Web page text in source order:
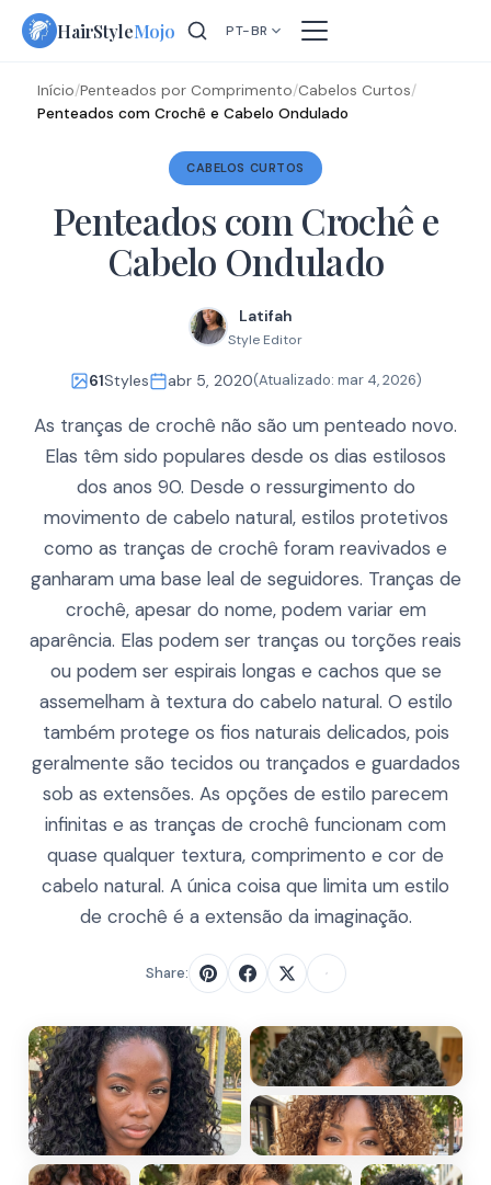
Skip
HairStyleMojo PT-BR
Início/Penteados por Comprimento/Cabelos Curtos/
Penteados com Crochê e Cabelo Ondulado
CABELOS CURTOS
Penteados com Crochê e
Cabelo Ondulado
Latifah
Style Editor
61Styles abr 5, 2020(Atualizado: mar 4, 2026)
As tranças de crochê não são um penteado novo.
Elas têm sido populares desde os dias estilosos
dos anos 90. Desde o ressurgimento do
movimento de cabelo natural, estilos protetivos
como as tranças de crochê foram reavivados e
ganharam uma base leal de seguidores. Tranças de
crochê, apesar do nome, podem variar em
aparência. Elas podem ser tranças ou torções reais
ou podem ser espirais longas e cachos que se
assemelham à textura do cabelo natural. O estilo
também protege os fios naturais delicados, pois
geralmente são tecidos ou trançados e guardados
sob as extensões. As opções de estilo parecem
infinitas e as tranças de crochê funcionam com
quase qualquer textura, comprimento e cor de
cabelo natural. A única coisa que limita um estilo
de crochê é a extensão da imaginação.
Share: